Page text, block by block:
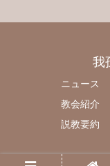
我
ニュース
教会紹介
説教要約